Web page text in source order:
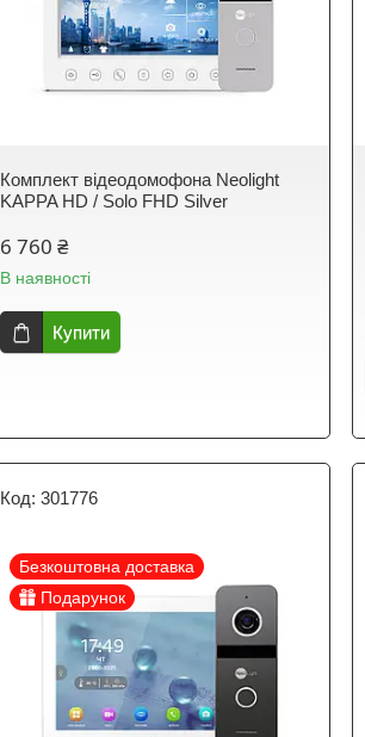
Комплект відеодомофона Neolight
KAPPA HD / Solo FHD Silver
6 760 ₴
В наявності
Купити
301776
Безкоштовна доставка
Подарунок